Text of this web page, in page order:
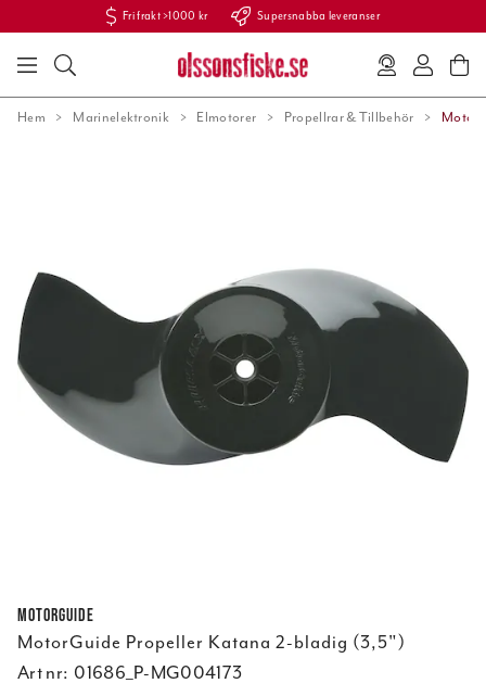
Fri frakt >1000 kr Supersnabba leveranser
Hem Marinelektronik Elmotorer Propellrar & Tillbehör
MotorGuide
MotorGuide Propeller Katana 2-bladig (3,5")
Art nr: 01686_P-MG004173